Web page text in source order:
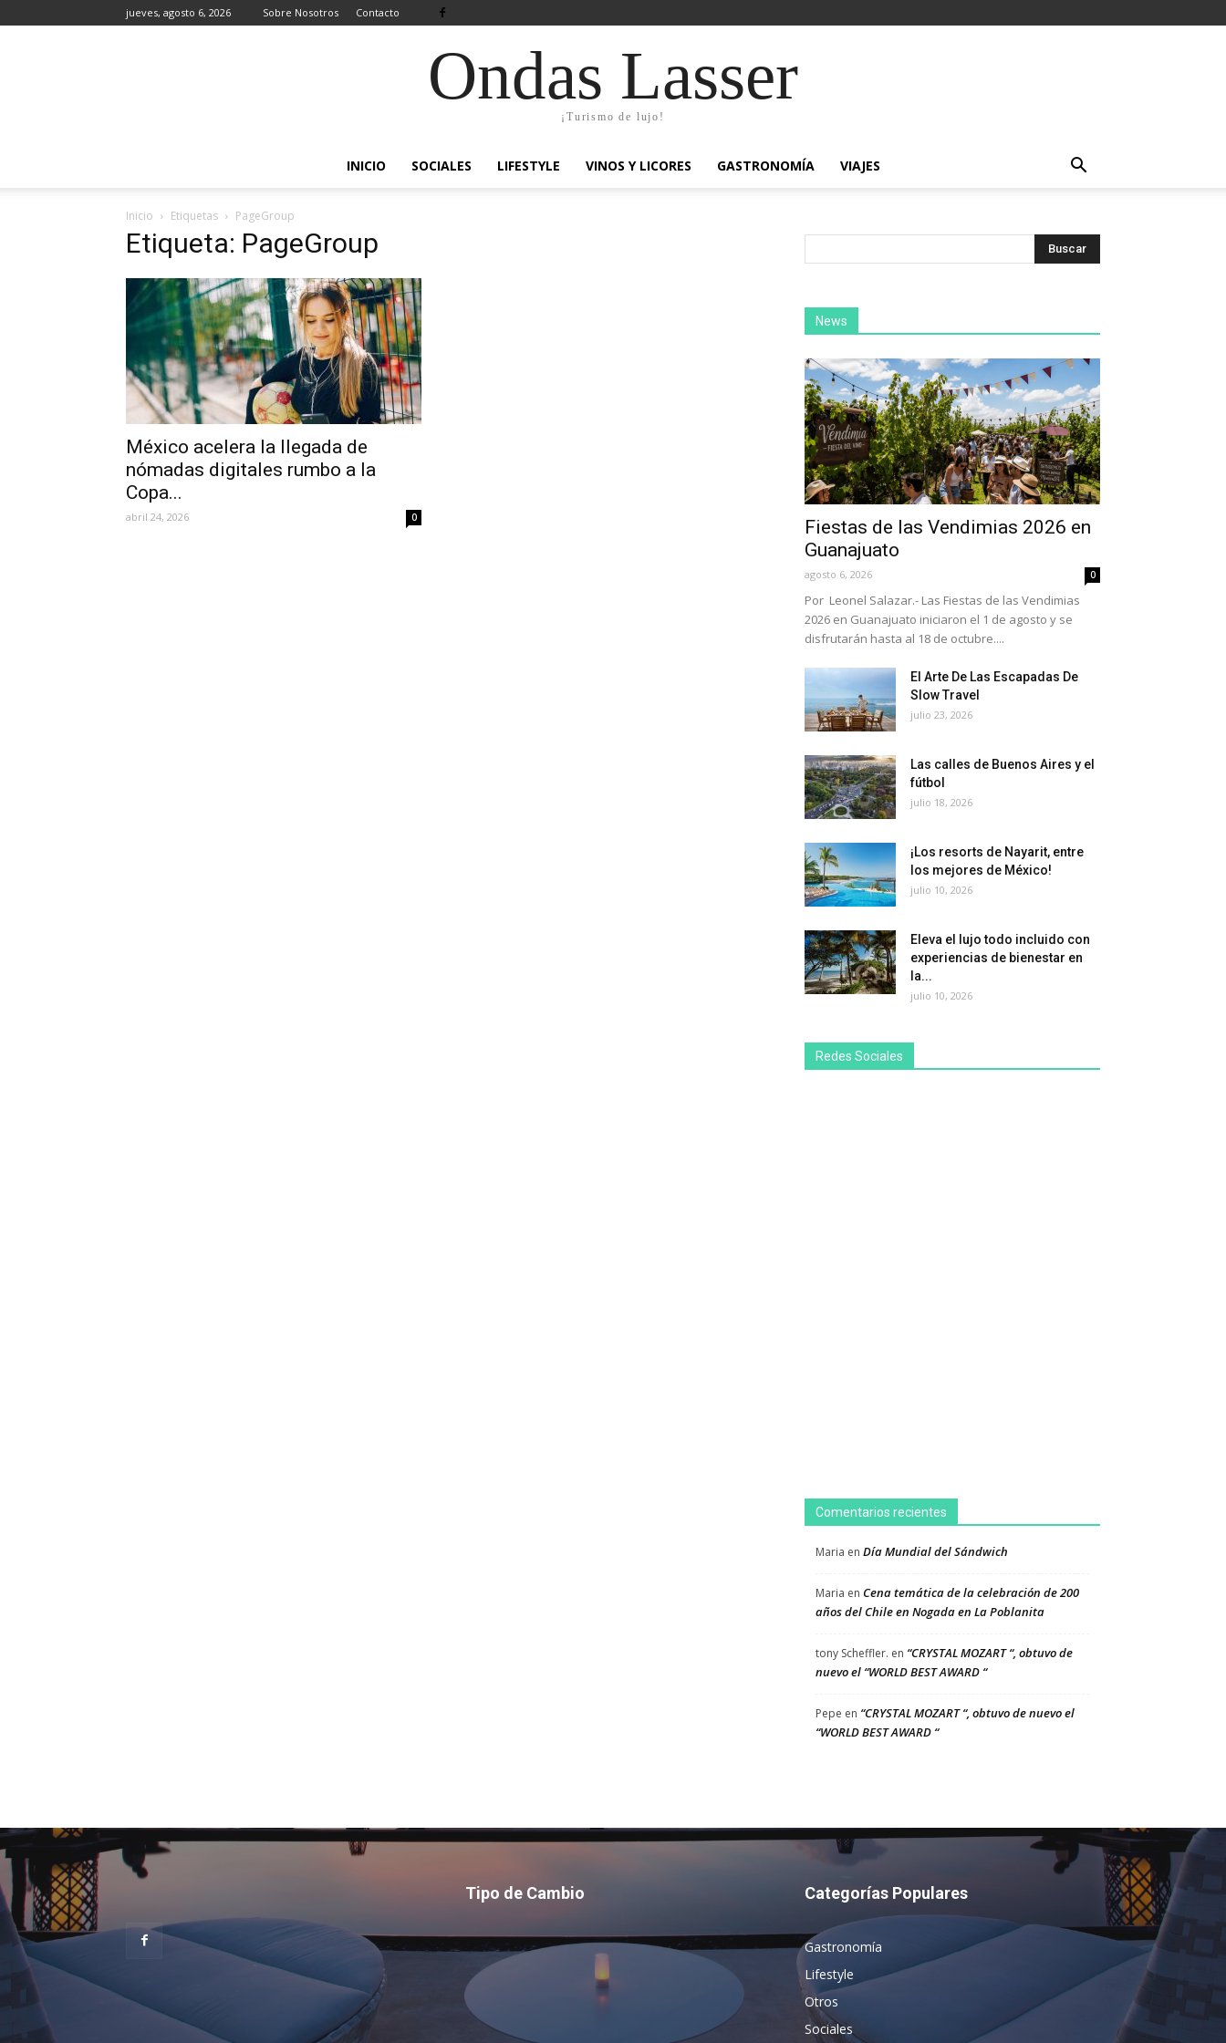
jueves, agosto 6, 2026 Sobre Nosotros Contacto
Ondas Lasser
¡Turismo de lujo!
INICIO SOCIALES LIFESTYLE VINOS Y LICORES GASTRONOMÍA VIAJES
Inicio Etiquetas PageGroup
Etiqueta: PageGroup
México acelera la llegada de
nómadas digitales rumbo a la
Copa...
abril 24, 2026 0
News
Fiestas de las Vendimias 2026 en
Guanajuato
agosto 6, 2026 0
Por Leonel Salazar.- Las Fiestas de las Vendimias
2026 en Guanajuato iniciaron el 1 de agosto y se
disfrutarán hasta al 18 de octubre....
El Arte De Las Escapadas De
Slow Travel
julio 23, 2026
Las calles de Buenos Aires y el
fútbol
julio 18, 2026
¡Los resorts de Nayarit, entre
los mejores de México!
julio 10, 2026
Eleva el lujo todo incluido con
experiencias de bienestar en
la...
julio 10, 2026
Redes Sociales
Comentarios recientes
Maria en Día Mundial del Sándwich
Maria en Cena temática de la celebración de 200
años del Chile en Nogada en La Poblanita
tony Scheffler. en “CRYSTAL MOZART “, obtuvo de
nuevo el “WORLD BEST AWARD “
Pepe en “CRYSTAL MOZART “, obtuvo de nuevo el
“WORLD BEST AWARD “
Tipo de Cambio Categorías Populares
Gastronomía
Lifestyle
Otros
Sociales